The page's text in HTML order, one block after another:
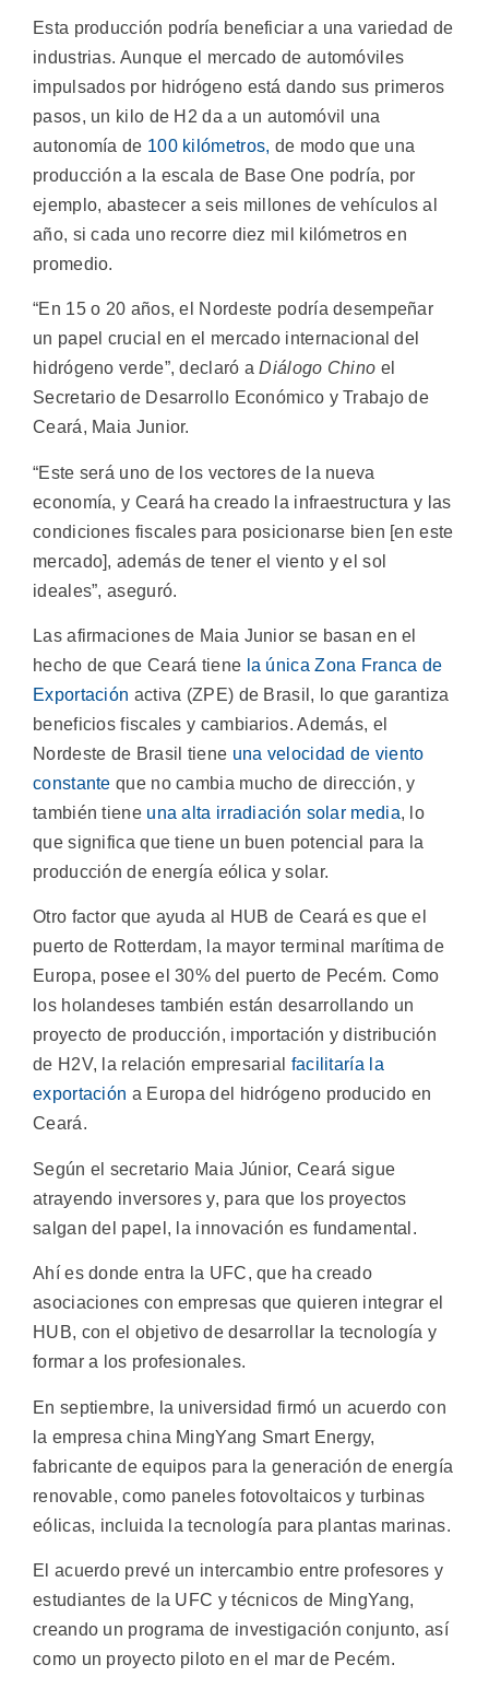
Esta producción podría beneficiar a una variedad de
industrias. Aunque el mercado de automóviles
impulsados ​​por hidrógeno está dando sus primeros
pasos, un kilo de H2 da a un automóvil una
autonomía de 100 kilómetros, de modo que una
producción a la escala de Base One podría, por
ejemplo, abastecer a seis millones de vehículos al
año, si cada uno recorre diez mil kilómetros en
promedio.
“En 15 o 20 años, el Nordeste podría desempeñar
un papel crucial en el mercado internacional del
hidrógeno verde”, declaró aDiálogo Chino el
Secretario de Desarrollo Económico y Trabajo de
Ceará, Maia Junior.
“Este será uno de los vectores de la nueva
economía, y Ceará ha creado la infraestructura y las
condiciones fiscales para posicionarse bien [en este
mercado], además de tener el viento y el sol
ideales”, aseguró.
Las afirmaciones de Maia Junior se basan en el
hecho de que Ceará tiene la única Zona Franca de
Exportación activa (ZPE) de Brasil, lo que garantiza
beneficios fiscales y cambiarios. Además, el
Nordeste de Brasil tiene una velocidad de viento
constante que no cambia mucho de dirección, y
también tiene una alta irradiación solar media, lo
que significa que tiene un buen potencial para la
producción de energía eólica y solar.
Otro factor que ayuda al HUB de Ceará es que el
puerto de Rotterdam, la mayor terminal marítima de
Europa, posee el 30% del puerto de Pecém. Como
los holandeses también están desarrollando un
proyecto de producción, importación y distribución
de H2V, la relación empresarial facilitaría la
exportación a Europa del hidrógeno producido en
Ceará.
Según el secretario Maia Júnior, Ceará sigue
atrayendo inversores y, para que los proyectos
salgan del papel, la innovación es fundamental.
Ahí es donde entra la UFC, que ha creado
asociaciones con empresas que quieren integrar el
HUB, con el objetivo de desarrollar la tecnología y
formar a los profesionales.
En septiembre, la universidad firmó un acuerdo con
la empresa china MingYang Smart Energy,
fabricante de equipos para la generación de energía
renovable, como paneles fotovoltaicos y turbinas
eólicas, incluida la tecnología para plantas marinas.
El acuerdo prevé un intercambio entre profesores y
estudiantes de la UFC y técnicos de MingYang,
creando un programa de investigación conjunto, así
como un proyecto piloto en el mar de Pecém.